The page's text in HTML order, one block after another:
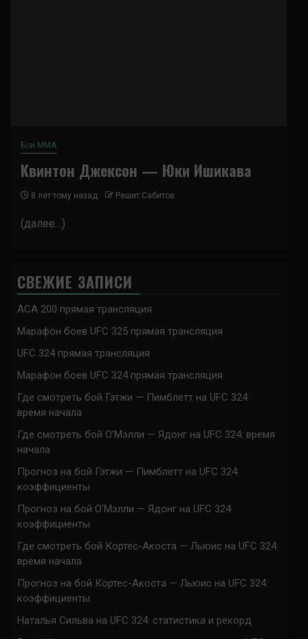
Бои ММА
Квинтон Джексон — Юки Ишикава
8 лет тому назад Решит Сабитов
(далее…)
СВЕЖИЕ ЗАПИСИ
ACA 200 прямая трансляция
Марафон боев UFC 325 прямая трансляция
UFC 324 прямая трансляция
Марафон боев UFC 324 прямая трансляция
Где смотреть бой Гэтжи — Пимблетт на UFC 324:
время начала
Где смотреть бой О’Мэлли — Ядонг на UFC 324: время
начала
Прогноз на бой Гэтжи — Пимблетт на UFC 324:
коэффициенты
Прогноз на бой О’Мэлли — Ядонг на UFC 324:
коэффициенты
Где смотреть бой Кортес-Акоста — Льюис на UFC 324:
время начала
Прогноз на бой Кортес-Акоста — Льюис на UFC 324:
коэффициенты
Наталья Сильва на UFC 324: статистика и рекорд